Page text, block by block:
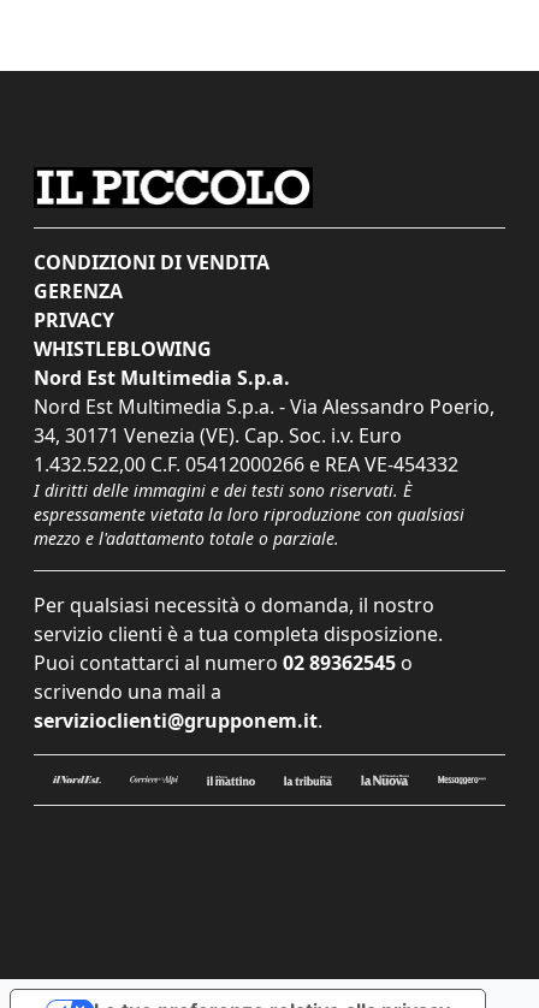
CONDIZIONI DI VENDITA
GERENZA
PRIVACY
WHISTLEBLOWING
Nord Est Multimedia S.p.a.
Nord Est Multimedia S.p.a. - Via Alessandro Poerio,
34, 30171 Venezia (VE). Cap. Soc. i.v. Euro
1.432.522,00 C.F. 05412000266 e REA VE-454332
I diritti delle immagini e dei testi sono riservati. È
espressamente vietata la loro riproduzione con qualsiasi
mezzo e l'adattamento totale o parziale.
Per qualsiasi necessità o domanda, il nostro
servizio clienti è a tua completa disposizione.
Puoi contattarci al numero 02 89362545 o
scrivendo una mail a
servizioclienti@grupponem.it.